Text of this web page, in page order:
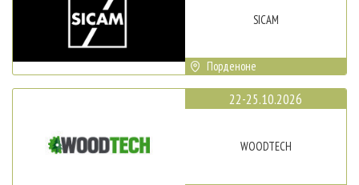
SICAM
Порденоне
22-25.10.2026
WOODTECH